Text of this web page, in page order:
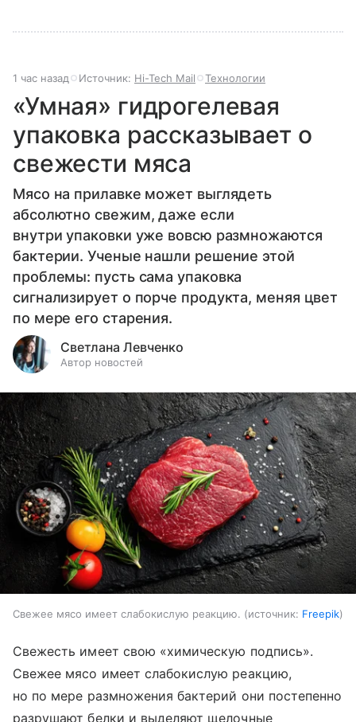
1 час назад Источник: Hi-Tech Mail Технологии
«Умная» гидрогелевая
упаковка рассказывает о
свежести мяса
Мясо на прилавке может выглядеть
абсолютно свежим, даже если
внутри упаковки уже вовсю размножаются
бактерии. Ученые нашли решение этой
проблемы: пусть сама упаковка
сигнализирует о порче продукта, меняя цвет
по мере его старения.
Светлана Левченко
Автор новостей
Свежее мясо имеет слабокислую реакцию. источник: Freepik
Свежесть имеет свою «химическую подпись».
Свежее мясо имеет слабокислую реакцию,
но по мере размножения бактерий они постепенно
разрушают белки и выделяют щелочные